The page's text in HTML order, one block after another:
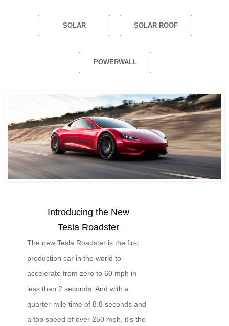
SOLAR SOLAR ROOF
POWERWALL
Introducing the New
Tesla Roadster
The new Tesla Roadster is the first
production car in the world to
accelerate from zero to 60 mph in
less than 2 seconds. And with a
quarter-mile time of 8.8 seconds and
a top speed of over 250 mph, it's the